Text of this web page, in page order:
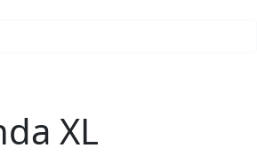
XL